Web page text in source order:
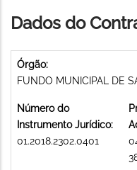
Dados do
Órgão:
FUNDO MUNICIPAL DE
Número do
Instrumento Jurídico:
01.2018.2302.0401